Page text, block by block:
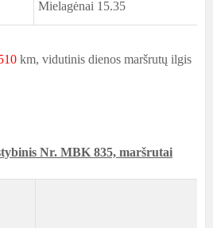
Mielagėnai 15.35
km, vidutinis dienos maršrutų ilgis
Nr. MBK 835, maršrutai